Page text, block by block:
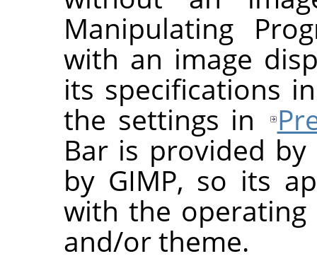
Manipulating
with an image
its specifications
the settings in
Bar is provided
by GIMP, so its
with the operating
and/or theme.